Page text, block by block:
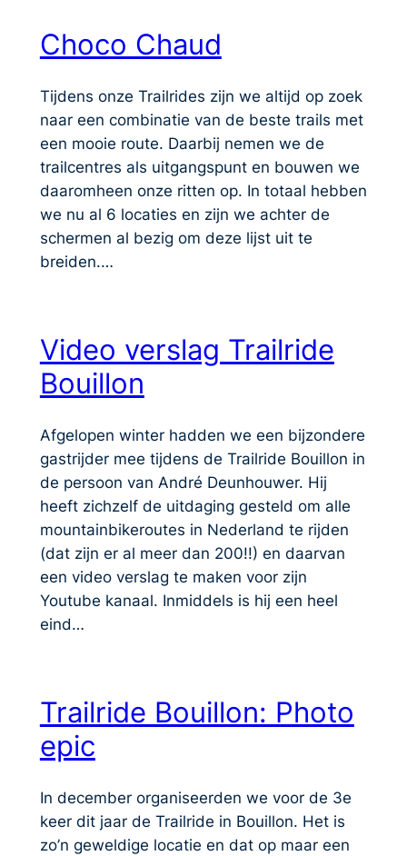
Choco Chaud
Tijdens onze Trailrides zijn we altijd op zoek
naar een combinatie van de beste trails met
een mooie route. Daarbij nemen we de
trailcentres als uitgangspunt en bouwen we
daaromheen onze ritten op. In totaal hebben
we nu al 6 locaties en zijn we achter de
schermen al bezig om deze lijst uit te
breiden.…
Video verslag Trailride
Bouillon
Afgelopen winter hadden we een bijzondere
gastrijder mee tijdens de Trailride Bouillon in
de persoon van André Deunhouwer. Hij
heeft zichzelf de uitdaging gesteld om alle
mountainbikeroutes in Nederland te rijden
(dat zijn er al meer dan 200!!) en daarvan
een video verslag te maken voor zijn
Youtube kanaal. Inmiddels is hij een heel
eind…
Trailride Bouillon: Photo
epic
In december organiseerden we voor de 3e
keer dit jaar de Trailride in Bouillon. Het is
zo’n geweldige locatie en dat op maar een